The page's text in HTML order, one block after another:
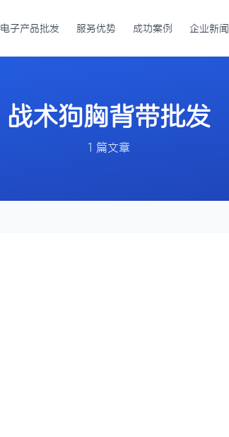
电子产品批发 服务优势 成功案例 企业新闻
战术狗胸背带批发
1 篇文章